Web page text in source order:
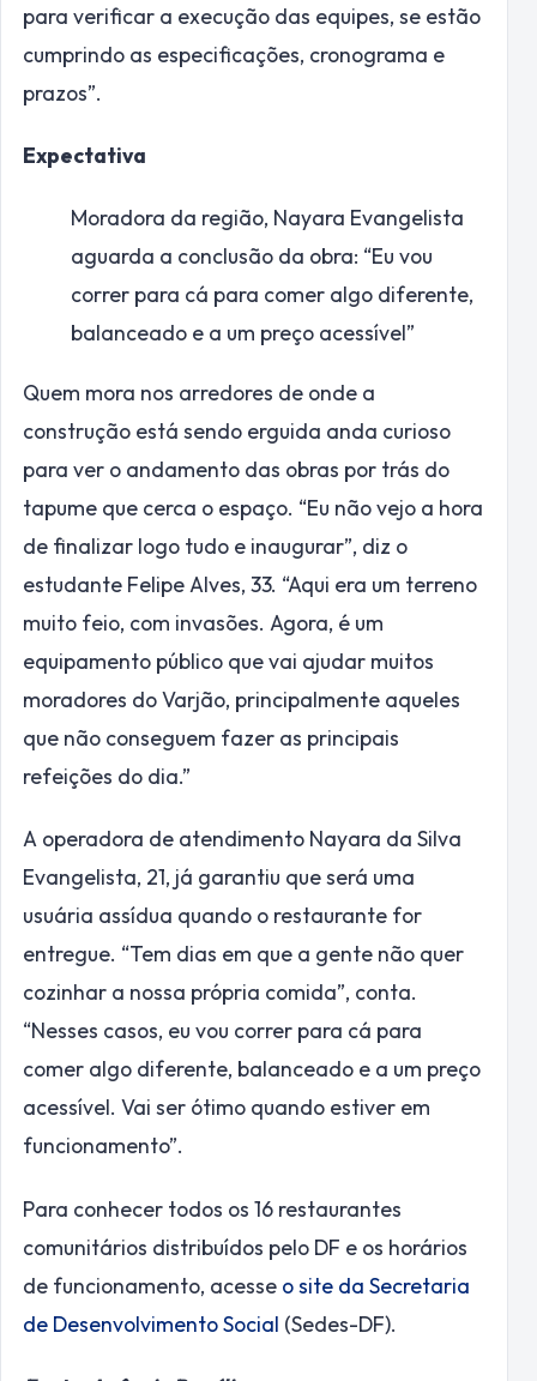
para verificar a execução das equipes, se estão
cumprindo as especificações, cronograma e
prazos”.
Expectativa
Moradora da região, Nayara Evangelista
aguarda a conclusão da obra: “Eu vou
correr para cá para comer algo diferente,
balanceado e a um preço acessível”
Quem mora nos arredores de onde a
construção está sendo erguida anda curioso
para ver o andamento das obras por trás do
tapume que cerca o espaço. “Eu não vejo a hora
de finalizar logo tudo e inaugurar”, diz o
estudante Felipe Alves, 33. “Aqui era um terreno
muito feio, com invasões. Agora, é um
equipamento público que vai ajudar muitos
moradores do Varjão, principalmente aqueles
que não conseguem fazer as principais
refeições do dia.”
A operadora de atendimento Nayara da Silva
Evangelista, 21, já garantiu que será uma
usuária assídua quando o restaurante for
entregue. “Tem dias em que a gente não quer
cozinhar a nossa própria comida”, conta.
“Nesses casos, eu vou correr para cá para
comer algo diferente, balanceado e a um preço
acessível. Vai ser ótimo quando estiver em
funcionamento”.
Para conhecer todos os 16 restaurantes
comunitários distribuídos pelo DF e os horários
de funcionamento, acesse o site da Secretaria
de Desenvolvimento Social (Sedes-DF).